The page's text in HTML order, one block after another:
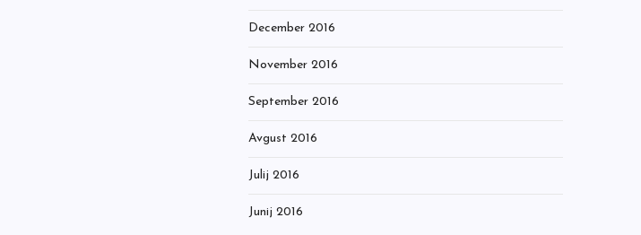
December 2016
November 2016
September 2016
Avgust 2016
Julij 2016
Junij 2016